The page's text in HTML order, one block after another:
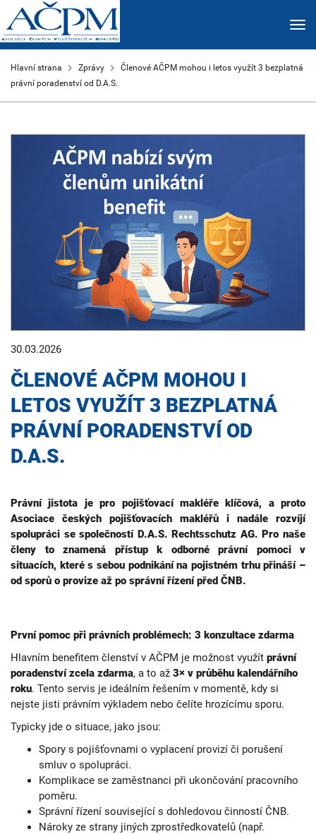
Hlavní strana Zprávy
Členové AČPM mohou i letos využít 3 bezplatná
právní poradenství od D.A.S.
30.03.2026
ČLENOVÉ AČPM MOHOU I
LETOS VYUŽÍT 3 BEZPLATNÁ
PRÁVNÍ PORADENSTVÍ OD
D.A.S.
Právní jistota je pro pojišťovací makléře klíčová, a proto
Asociace českých pojišťovacích makléřů i nadále rozvíjí
spolupráci se společností D.A.S. Rechtsschutz AG. Pro naše
členy to znamená přístup k odborné právní pomoci v
situacích, které s sebou podnikání na pojistném trhu přináší –
od sporů o provize až po správní řízení před ČNB.
První pomoc při právních problémech: 3 konzultace zdarma
Hlavním benefitem členství v AČPM je možnost využít právní
poradenství zcela zdarma, a to až 3× v průběhu kalendářního
roku. Tento servis je ideálním řešením v momentě, kdy si
nejste jisti právním výkladem nebo čelíte hrozícímu sporu.
Typicky jde o situace, jako jsou:
Spory s pojišťovnami o vyplacení provizí či porušení
smluv o spolupráci.
Komplikace se zaměstnanci při ukončování pracovního
poměru.
Správní řízení související s dohledovou činností ČNB.
Nároky ze strany jiných zprostředkovatelů (např.